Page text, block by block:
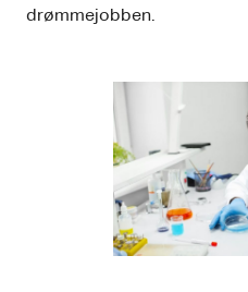
drømmejobben.